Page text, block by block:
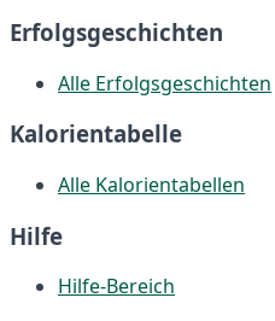
Erfolgsgeschichten
Alle Erfolgsgeschichten
Kalorientabelle
Alle Kalorientabellen
Hilfe
Hilfe-Bereich